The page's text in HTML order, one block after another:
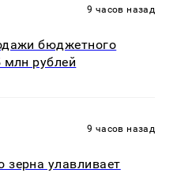
9 часов назад
бюджетного
млн рублей
9 часов назад
зерна улавливает